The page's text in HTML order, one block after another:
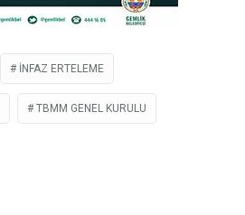
INFAZ ERTELEME
TBMM GENEL KURULU